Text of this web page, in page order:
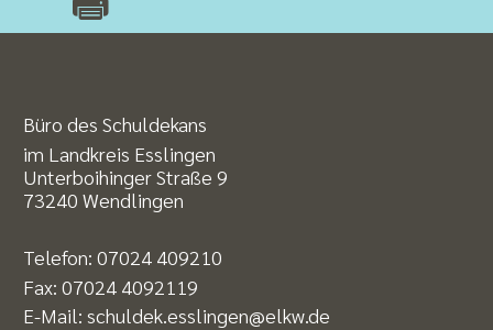
Büro des Schuldekans
im Landkreis Esslingen
Unterboihinger Straße 9
73240 Wendlingen
Telefon: 07024 409210
Fax: 07024 4092119
E-Mail: schuldek.esslingen@elkw.de